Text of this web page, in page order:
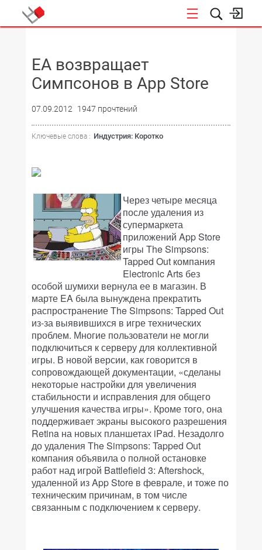
EA возвращает
Симпсонов в App Store
07.09.2012 1947 прочтений
Ключевые слова : Индустрия: Коротко
Через четыре месяца
после удаления из
супермаркета
приложений App Store
игры The Simpsons:
Tapped Out компания
Electronic Arts без
особой шумихи вернула ее в магазин. В
марте EA была вынуждена прекратить
распространение The Simpsons: Tapped Out
из-за выявившихся в игре технических
проблем. Многие пользователи не могли
подключиться к серверу для коллективной
игры. В новой версии, как говорится в
сопровождающей документации, «сделаны
некоторые настройки для увеличения
стабильности и исправления для общего
улучшения качества игры». Кроме того, она
поддерживает экраны высокого разрешения
Retina на новых планшетах iPad. Незадолго
до удаления The Simpsons: Tapped Out
компания объявила о полной остановке
работ над игрой Battlefield 3: Aftershock,
удаленной из App Store в феврале, и тоже по
техническим причинам, в том числе
связанным с подключением к серверу.